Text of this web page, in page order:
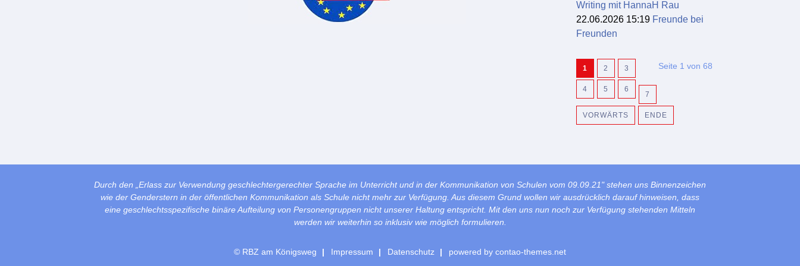
Writing mit HannaH Rau
22.06.2026 15:19 Freunde bei
Freunden
Seite 1 von 68
1 2 3
4 5 6
7
VORWÄRTS ENDE
Durch den „Erlass zur Verwendung geschlechtergerechter Sprache im Unterricht und in der Kommunikation von Schulen vom 09.09.21" stehen uns Binnenzeichen
wie der Genderstern in der öffentlichen Kommunikation als Schule nicht mehr zur Verfügung. Aus diesem Grund wollen wir ausdrücklich darauf hinweisen, dass
eine geschlechtsspezifische binäre Aufteilung von Personengruppen nicht unserer Haltung entspricht. Mit den uns nun noch zur Verfügung stehenden Mitteln
werden wir weiterhin so inklusiv wie möglich formulieren.
© RBZ am Königsweg Impressum Datenschutz powered by contao-themes.net